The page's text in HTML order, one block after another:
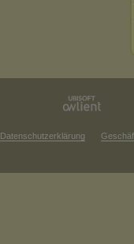
Datenschutzerklärung